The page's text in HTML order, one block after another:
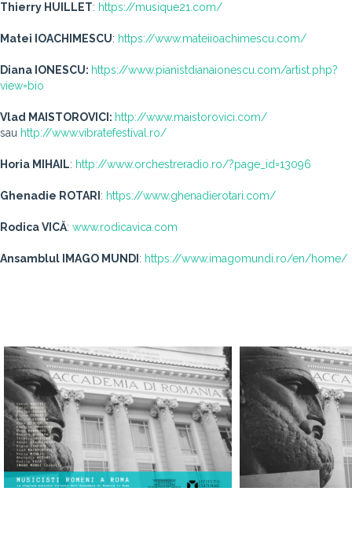
Thierry HUILLET: https://musique21.com/
Matei IOACHIMESCU: https://www.mateiioachimescu.com/
Diana IONESCU: https://www.pianistdianaionescu.com/artist.php?
view=bio
Vlad MAISTOROVICI: http://www.maistorovici.com/
sau http://www.vibratefestival.ro/
Horia MIHAIL: http://www.orchestreradio.ro/?page_id=13096
Ghenadie ROTARI : https://www.ghenadierotari.com/
Rodica VICĂ: www.rodicavica.com
Ansamblul IMAGO MUNDI : https://www.imagomundi.ro/en/home/